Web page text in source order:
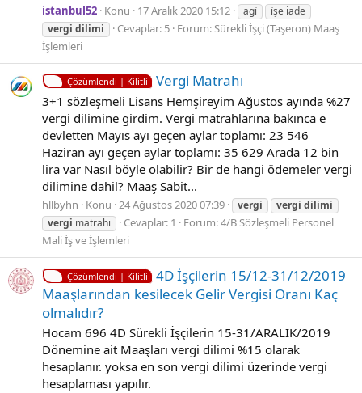
istanbul52 Konu 17 Aralık 2020 15:12 agi̇
i̇şe iade
vergi dilimi Cevaplar: 5 Forum: Sürekli İşçi (Taşeron) Maaş
İşlemleri
Çözümlendi | Kilitli Vergi Matrahı
3+1 sözleşmeli Lisans Hemşireyim Ağustos ayında %27
vergi dilimine girdim. Vergi matrahlarına bakınca e
devletten Mayıs ayı geçen aylar toplamı: 23 546
Haziran ayı geçen aylar toplamı: 35 629 Arada 12 bin
lira var Nasıl böyle olabilir? Bir de hangi ödemeler vergi
dilimine dahil? Maaş Sabit...
hllbyhn Konu 24 Ağustos 2020 07:39 vergi vergi dilimi
vergi matrahı Cevaplar: 1 Forum:4/B Sözleşmeli Personel
Mali İş ve İşlemleri
Çözümlendi | Kilitli
4D İşçilerin 15/12-31/12/2019
Maaşlarından kesilecek Gelir Vergisi Oranı Kaç
olmalıdır?
Hocam 696 4D Sürekli İşçilerin 15-31/ARALIK/2019
Dönemine ait Maaşları vergi dilimi %15 olarak
hesaplanır. yoksa en son vergi dilimi üzerinde vergi
hesaplaması yapılır.